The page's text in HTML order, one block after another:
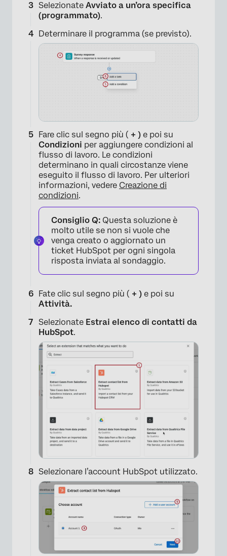
×
Selezionate Avviato a un’ora specifica
(programmato).
Determinare il programma (se previsto).
×
Fare clic sul segno più ( + ) e poi su
Condizioni per aggiungere condizioni al
flusso di lavoro. Le condizioni
determinano in quali circostanze viene
eseguito il flusso di lavoro. Per ulteriori
informazioni, vedere Creazione di
condizioni.
Consiglio Q: Questa soluzione è
molto utile se non si vuole che
venga creato o aggiornato un
ticket HubSpot per ogni singola
risposta inviata al sondaggio.
Fate clic sul segno più ( + ) e poi su
Attività.
Selezionate Estrai elenco di contatti da
HubSpot.
Selezionare l’account HubSpot utilizzato.